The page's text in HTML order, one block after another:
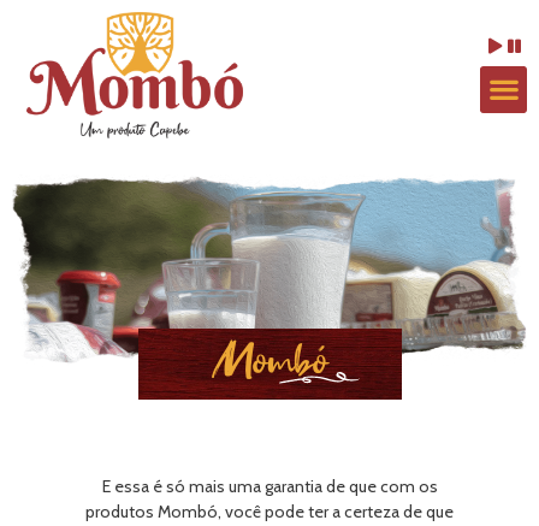
Mombó
E essa é só mais uma garantia de que com os
produtos Mombó, você pode ter a certeza de que